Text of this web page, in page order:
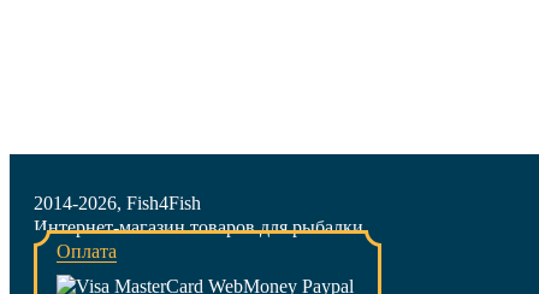
2014-2026, Fish4Fish
Интернет-магазин товаров для рыбалки
Оплата